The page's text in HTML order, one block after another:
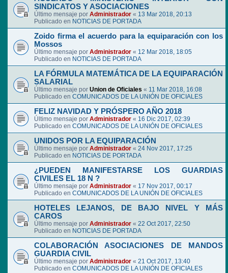
SINDICATOS Y ASOCIACIONES
Último mensaje por Administrador « 13 Mar 2018, 20:13
Publicado en NOTICIAS DE PORTADA
Zoido firma el acuerdo para la equiparación con los
Mossos
Último mensaje por Administrador « 12 Mar 2018, 18:05
Publicado en NOTICIAS DE PORTADA
LA FÓRMULA MATEMÁTICA DE LA EQUIPARACIÓN
SALARIAL
Último mensaje por Union de Oficiales « 11 Mar 2018, 16:08
Publicado en COMUNICADOS DE LA UNIÓN DE OFICIALES
FELIZ NAVIDAD Y PRÓSPERO AÑO 2018
Último mensaje por Administrador « 16 Dic 2017, 02:39
Publicado en COMUNICADOS DE LA UNIÓN DE OFICIALES
UNIDOS POR LA EQUIPARACIÓN
Último mensaje por Administrador « 24 Nov 2017, 17:25
Publicado en NOTICIAS DE PORTADA
¿PUEDEN MANIFESTARSE LOS GUARDIAS
CIVILES EL 18 N ?
Último mensaje por Administrador « 17 Nov 2017, 00:17
Publicado en COMUNICADOS DE LA UNIÓN DE OFICIALES
HOTELES LEJANOS, DE BAJO NIVEL Y MÁS
CAROS
Último mensaje por Administrador « 22 Oct 2017, 22:50
Publicado en NOTICIAS DE PORTADA
COLABORACIÓN ASOCIACIONES DE MANDOS
GUARDIA CIVIL
Último mensaje por Administrador « 21 Oct 2017, 13:40
Publicado en COMUNICADOS DE LA UNIÓN DE OFICIALES